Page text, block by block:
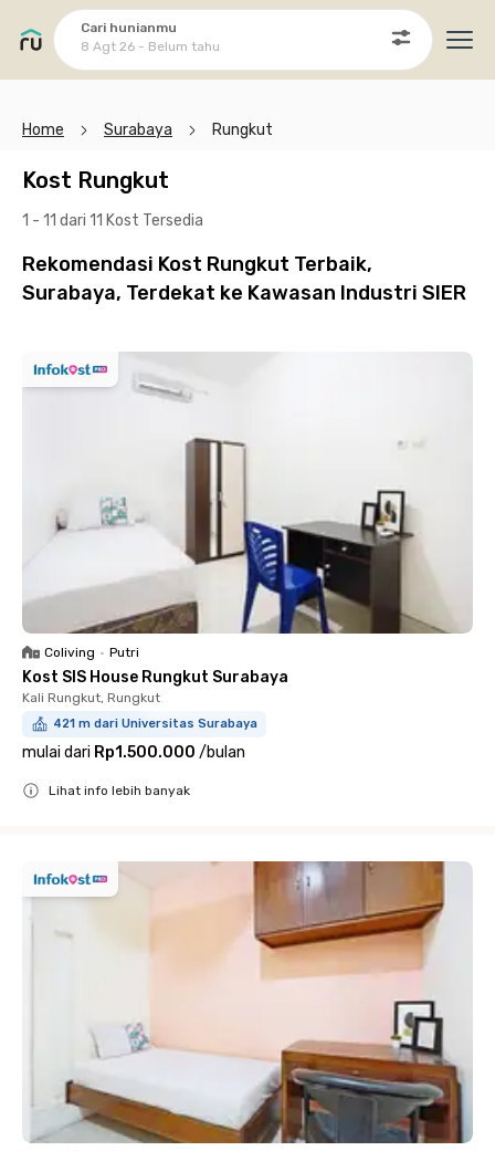
Cari hunianmu
8 Agt 26 - Belum tahu
Home Surabaya Rungkut
Kost Rungkut
1 - 11 dari 11 Kost Tersedia
Rekomendasi Kost Rungkut Terbaik,
Surabaya, Terdekat ke Kawasan Industri SIER
Coliving • Putri
Kost SIS House Rungkut Surabaya
Kali Rungkut, Rungkut
421 m dari Universitas Surabaya
mulai dari Rp1.500.000 /bulan
Lihat info lebih banyak